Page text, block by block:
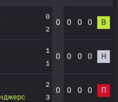
0
2
0 0 0 0 В
1
1
0 0 0 0 Н
2
3
0 0 0 0 П